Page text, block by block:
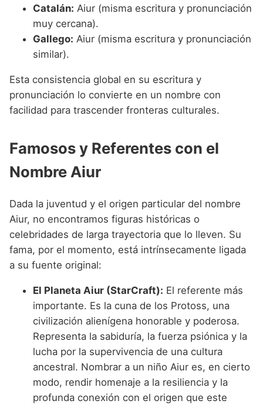
Catalán: Aiur (misma escritura y pronunciación
muy cercana).
Gallego: Aiur (misma escritura y pronunciación
similar).
Esta consistencia global en su escritura y
pronunciación lo convierte en un nombre con
facilidad para trascender fronteras culturales.
Famosos y Referentes con el
Nombre Aiur
Dada la juventud y el origen particular del nombre
Aiur, no encontramos figuras históricas o
celebridades de larga trayectoria que lo lleven. Su
fama, por el momento, está intrínsecamente ligada
a su fuente original:
El Planeta Aiur (StarCraft): El referente más
importante. Es la cuna de los Protoss, una
civilización alienígena honorable y poderosa.
Representa la sabiduría, la fuerza psiónica y la
lucha por la supervivencia de una cultura
ancestral. Nombrar a un niño Aiur es, en cierto
modo, rendir homenaje a la resiliencia y la
profunda conexión con el origen que este